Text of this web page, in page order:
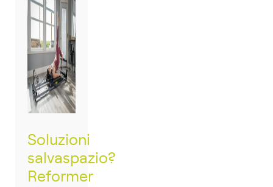
Soluzioni
salvaspazio?
Reformer